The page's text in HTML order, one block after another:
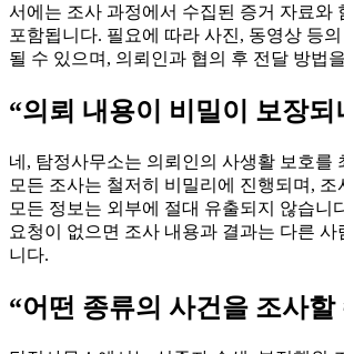
서에는 조사 과정에서 수집된 증거 자료와
포함됩니다. 필요에 따라 사진, 동영상 등
될 수 있으며, 의뢰인과 협의 후 전달 방법
“의뢰 내용이 비밀이 보장되
네, 탐정사무소는 의뢰인의 사생활 보호를
모든 조사는 철저히 비밀리에 진행되며, 조
모든 정보는 외부에 절대 유출되지 않습니
요청이 없으면 조사 내용과 결과는 다른 사
니다.
“어떤 종류의 사건을 조사할